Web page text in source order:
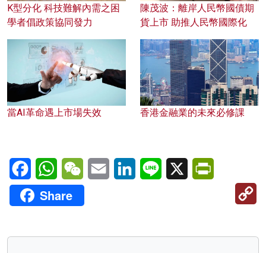
K型分化 科技難解內需之困
學者倡政策協同發力
陳茂波：離岸人民幣國債期
貨上市 助推人民幣國際化
當AI革命遇上市場失效 香港金融業的未來必修課
FacebookWhatsAppWeChatEmail LinkedInLine X
Share